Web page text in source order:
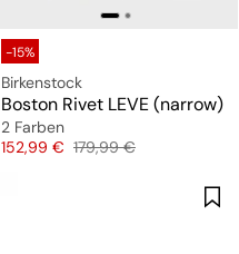
-15%
Birkenstock
Boston Rivet LEVE (narrow)
2 Farben
Preis
152,99 € Originalpreis
179,99 €